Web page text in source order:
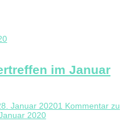
im Januar
Januar 20201 Kommentar zu
2020